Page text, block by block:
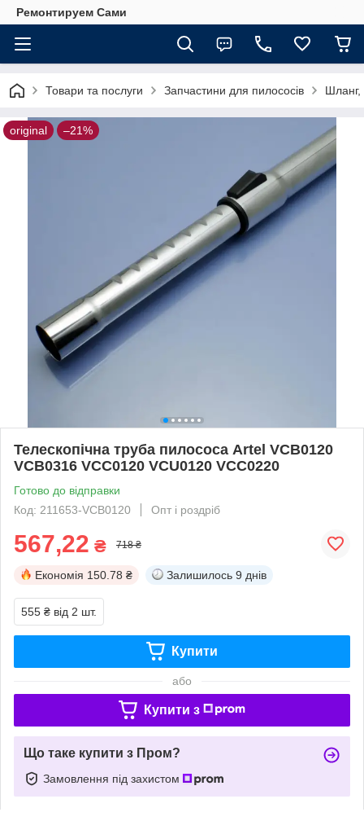
Ремонтируем Сами
Товари та послуги Запчастини для пилососів Шланг,
original –21%
Телескопічна труба пилососа Artel VCB0120
VCB0316 VCC0120 VCU0120 VCC0220
Готово до відправки
Код: 211653-VCB0120
Опт і роздріб
567,22 ₴ 718 ₴
Економія 150.78 ₴ Залишилось 9 днів
555 ₴ від 2 шт.
Купити
або
Купити з
Що таке купити з Пром?
Замовлення під захистом